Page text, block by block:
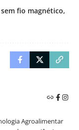
fio magnético
Agroalimentar